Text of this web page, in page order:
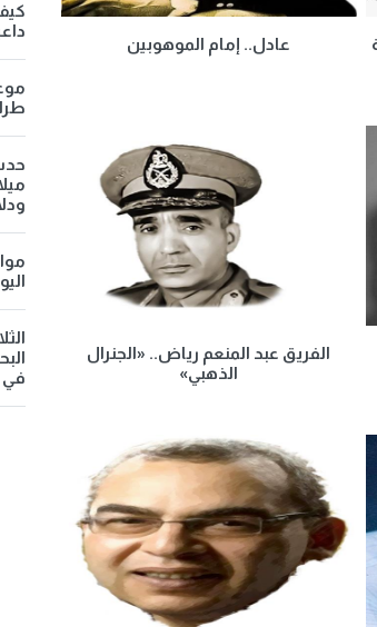
عادل.. إمام الموهوبين
الفريق عبد المنعم رياض.. «الجنرال
الذهبي»
اليوم
في